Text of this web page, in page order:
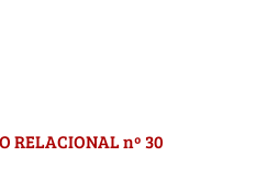
RELACIONAL nº 30